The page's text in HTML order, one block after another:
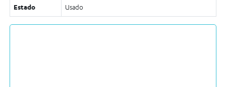
Estado Usado